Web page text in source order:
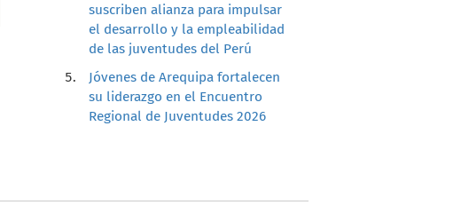
suscriben alianza para impulsar
el desarrollo y la empleabilidad
de las juventudes del Perú
Jóvenes de Arequipa fortalecen
su liderazgo en el Encuentro
Regional de Juventudes 2026